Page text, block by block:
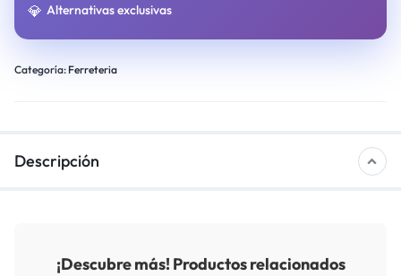
💎 Alternativas exclusivas
Categoría: Ferreteria
Descripción
¡Descubre más! Productos relacionados